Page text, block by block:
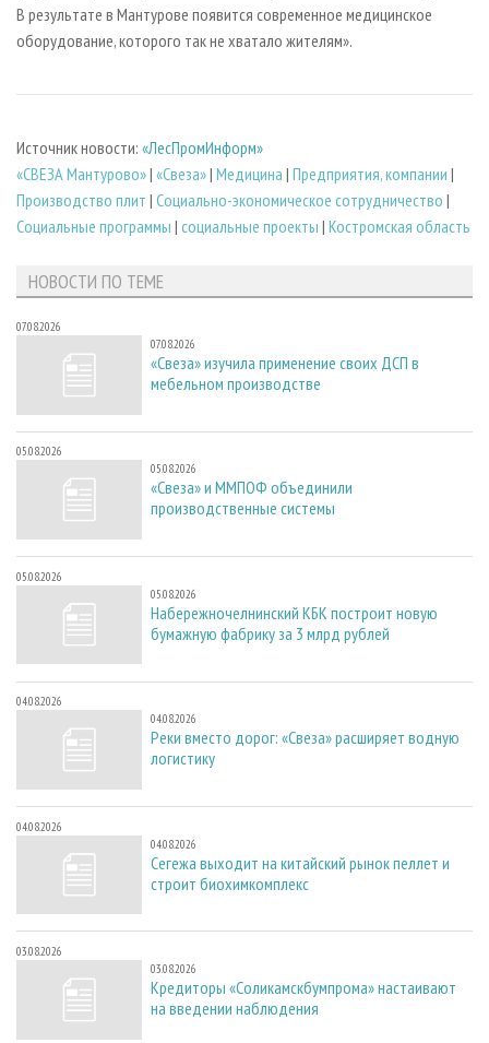
В результате в Мантурове появится современное медицинское
оборудование, которого так не хватало жителям».
Источник новости: «ЛесПромИнформ»
«СВЕЗА Мантурово»| «Свеза»| Медицина | Предприятия, компании |
Производство плит | Социально-экономическое сотрудничество |
Социальные программы | социальные проекты | Костромская область
НОВОСТИ ПО ТЕМЕ
07.08.2026
07.08.2026
«Свеза» изучила применение своих ДСП в
мебельном производстве
05.08.2026
05.08.2026
«Свеза» и ММПОФ объединили
производственные системы
05.08.2026
05.08.2026
Набережночелнинский КБК построит новую
бумажную фабрику за 3 млрд рублей
04.08.2026
04.08.2026
Реки вместо дорог: «Свеза» расширяет водную
логистику
04.08.2026
04.08.2026
Сегежа выходит на китайский рынок пеллет и
строит биохимкомплекс
03.08.2026
03.08.2026
Кредиторы «Соликамскбумпрома» настаивают
на введении наблюдения